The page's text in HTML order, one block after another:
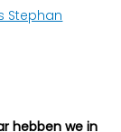
Stephan
hebben we in